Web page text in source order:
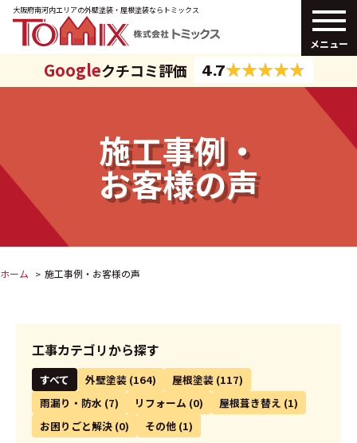
大阪府南河内エリアの外壁塗装・ 屋根塗装ならトミックス
メニュー
Googleクチコミ評価 4.7
施工事例・
お客様の声
ホーム 施工事例・お客様の声
工事カテゴリから探す
すべて 外壁塗装 (164) 屋根塗装 (117)
雨漏り・防水 (7) リフォーム (0) 屋根葺き替え (1)
お困りごと解決 (0) その他 (1)